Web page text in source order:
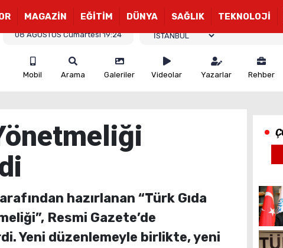
MAGAZİN EĞİTİM DÜNYA SAĞLIK TEKNOLOJİ
08 AĞUSTOS Cumartesi 19:24
Mobil Arama Galeriler Videolar Yazarlar Rehber
hazırlanan “Türk Gıda
Resmi Gazete’de
Yeni düzenlemeyle birlikte, yeni